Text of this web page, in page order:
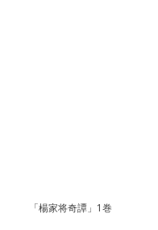
「楊家将奇譚」1巻